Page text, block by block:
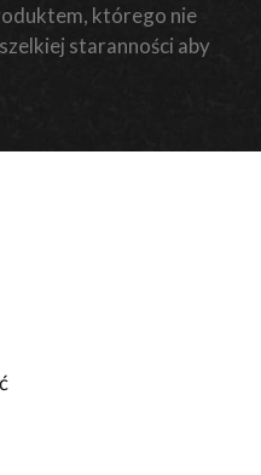
którego nie
staranności aby